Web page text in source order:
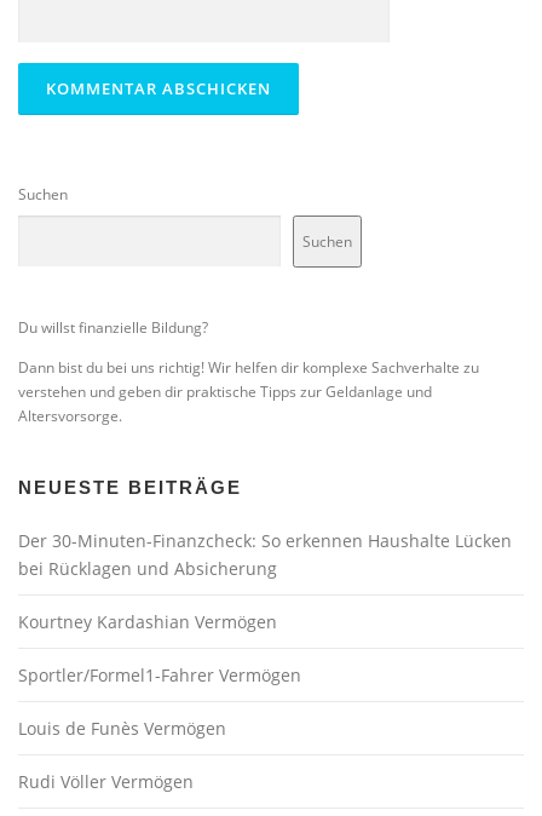
Suchen
Suchen
Du willst finanzielle Bildung?
Dann bist du bei uns richtig! Wir helfen dir komplexe Sachverhalte zu
verstehen und geben dir praktische Tipps zur Geldanlage und
Altersvorsorge.
NEUESTE BEITRÄGE
Der 30-Minuten-Finanzcheck: So erkennen Haushalte Lücken
bei Rücklagen und Absicherung
Kourtney Kardashian Vermögen
Sportler/Formel1-Fahrer Vermögen
Louis de Funès Vermögen
Rudi Völler Vermögen